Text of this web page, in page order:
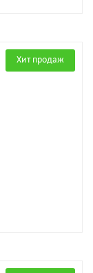
Хит продаж